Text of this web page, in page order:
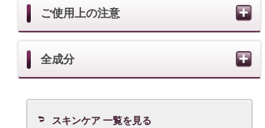
ご使用上の注意
全成分
スキンケア 一覧を見る